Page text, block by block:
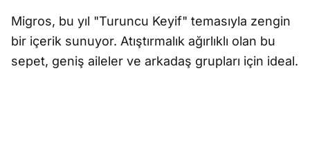
Migros, bu yıl "Turuncu Keyif" temasıyla zengin
bir içerik sunuyor. Atıştırmalık ağırlıklı olan bu
sepet, geniş aileler ve arkadaş grupları için ideal.